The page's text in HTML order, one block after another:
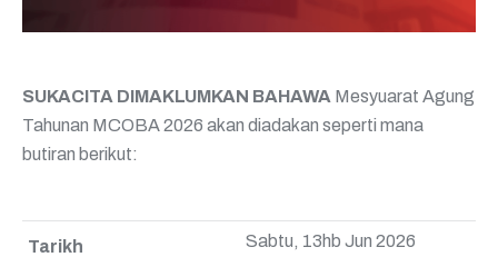
SUKACITA DIMAKLUMKAN BAHAWA Mesyuarat Agung
Tahunan MCOBA 2026 akan diadakan seperti mana
butiran berikut:
Tarikh Sabtu, 13hb Jun 2026